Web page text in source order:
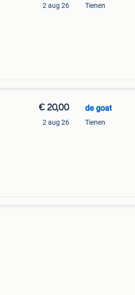
2 aug 26 Tienen
€ 20,00
2 aug 26
de goat
Tienen